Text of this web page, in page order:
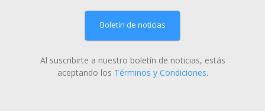
Boletín de noticias
Al suscribirte a nuestro boletín de noticias, estás
aceptando los Términos y Condiciones.